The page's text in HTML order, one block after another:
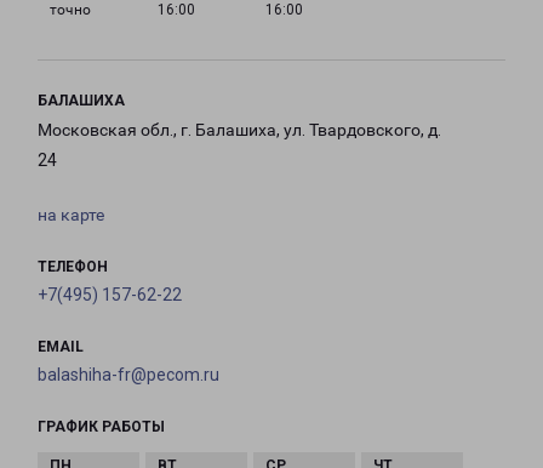
точно
16:00
16:00
БАЛАШИХА
Московская обл., г. Балашиха, ул. Твардовского, д.
24
на карте
ТЕЛЕФОН
+7(495) 157-62-22
EMAIL
balashiha-fr@pecom.ru
ГРАФИК РАБОТЫ